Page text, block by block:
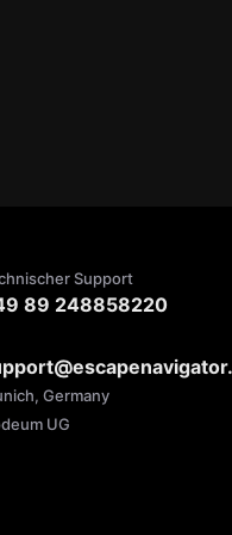
Support
89 248858220
Germany
UG